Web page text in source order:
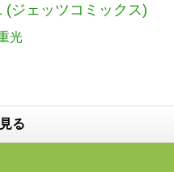
(ジェッツコミックス)
光
る